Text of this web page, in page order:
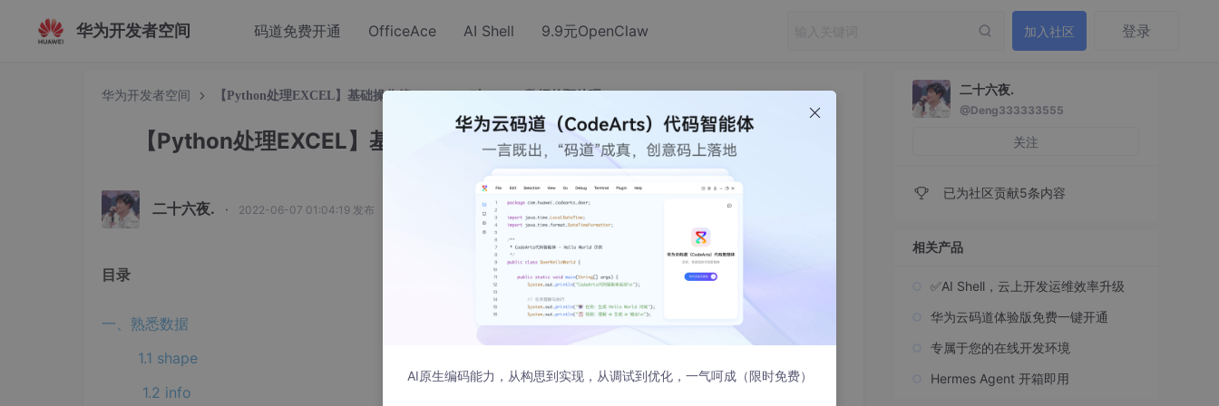
华为开发者空间 码道免费开通 OfficeAce AI Shell 9.9元OpenClaw 加入社区 登录
华为开发者空间 【Python处理EXCEL】基础操作篇2：Python对EXCEL数据的预处理
【Python处理EXCEL】基础操作篇2：Python对EXCEL数据的预处理
二十六夜. · 2022-06-07 01:04:19 发布
目录
一、熟悉数据
1.1 shape
1.2 info
二十六夜.
@Deng333333555
关注
已为社区贡献5条内容
相关产品
✅AI Shell，云上开发运维效率升级
华为云码道体验版免费一键开通
专属于您的在线开发环境
Hermes Agent 开箱即用
AI原生编码能力，从构思到实现，从调试到优化，一气呵成（限时免费）